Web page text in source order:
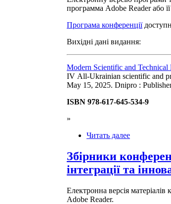
программа Adobe Reader або її
Програма конференції
Вихідні дані видання:
Modern Scientific and
IV All-Ukrainian scientific and
May 15, 2025. Dnipro :
ISBN 978-617-645-534-9
»
Читать далее
Збірники
інтеграції та
Електронна версія
Adobe Reader.